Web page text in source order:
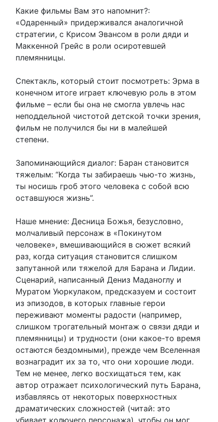
Какие фильмы Вам это напомнит?:
«Одаренный» придерживался аналогичной
стратегии, с Крисом Эвансом в роли дяди и
Маккенной Грейс в роли осиротевшей
племянницы.
Спектакль, который стоит посмотреть: Эрма в
конечном итоге играет ключевую роль в этом
фильме – если бы она не смогла увлечь нас
неподдельной чистотой детской точки зрения,
фильм не получился бы ни в малейшей
степени.
Запоминающийся диалог: Баран становится
тяжелым: “Когда ты забираешь чью-то жизнь,
ты носишь гроб этого человека с собой всю
оставшуюся жизнь”.
Наше мнение: Десница Божья, безусловно,
молчаливый персонаж в «Покинутом
человеке», вмешивающийся в сюжет всякий
раз, когда ситуация становится слишком
запутанной или тяжелой для Барана и Лидии.
Сценарий, написанный Дениз Маданоглу и
Муратом Уюркулаком, предсказуем и состоит
из эпизодов, в которых главные герои
переживают моменты радости (например,
слишком трогательный монтаж о связи дяди и
племянницы) и трудности (они какое-то время
остаются бездомными), прежде чем Вселенная
вознаградит их за то, что они хорошие люди.
Тем не менее, легко восхищаться тем, как
автор отражает психологический путь Барана,
избавляясь от некоторых поверхностных
драматических сложностей (читай: это